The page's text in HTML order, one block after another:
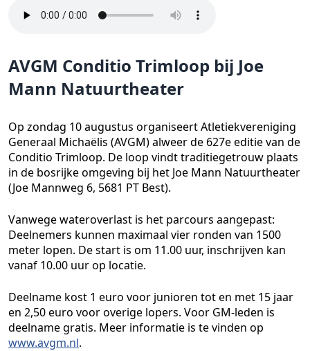
AVGM Conditio Trimloop bij Joe
Mann Natuurtheater
Op zondag 10 augustus organiseert Atletiekvereniging
Generaal Michaëlis (AVGM) alweer de 627e editie van de
Conditio Trimloop. De loop vindt traditiegetrouw plaats
in de bosrijke omgeving bij het Joe Mann Natuurtheater
(Joe Mannweg 6, 5681 PT Best).
Vanwege wateroverlast is het parcours aangepast:
Deelnemers kunnen maximaal vier ronden van 1500
meter lopen. De start is om 11.00 uur, inschrijven kan
vanaf 10.00 uur op locatie.
Deelname kost 1 euro voor junioren tot en met 15 jaar
en 2,50 euro voor overige lopers. Voor GM-leden is
deelname gratis. Meer informatie is te vinden op
www.avgm.nl.